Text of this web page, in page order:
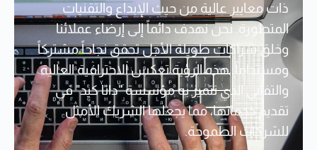
ذات معايير عالية من حيث الإبداع والتقنيات
المتطورة. نحن نهدف دائماً إلى إرضاء عملائنا
وخلق شراكات طويلة الأجل تحقق نجاحاً مشتركاً
ومستداماً. هذه الرؤية تعكس الاحترافية العالية
والتفاني الذي تتميز به مؤسسة "داتا كيد" في
تقديم خدماتها، مما يجعلها الشريك الأمثل
للشركات الطموحة.